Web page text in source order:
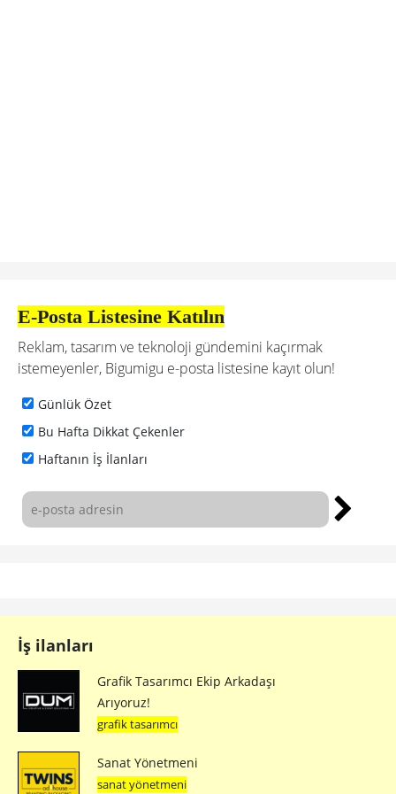
E-Posta Listesine Katılın
Reklam, tasarım ve teknoloji gündemini kaçırmak
istemeyenler, Bigumigu e-posta listesine kayıt olun!
Günlük Özet
Bu Hafta Dikkat Çekenler
Haftanın İş İlanları
İş ilanları
Grafik Tasarımcı Ekip Arkadaşı
Arıyoruz!
grafik tasarımcı
Sanat Yönetmeni
sanat yönetmeni